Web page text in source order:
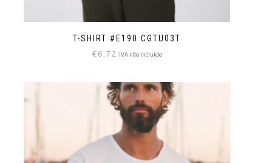
T-SHIRT #E190 CGTU03T
€6,72 IVA não incluído